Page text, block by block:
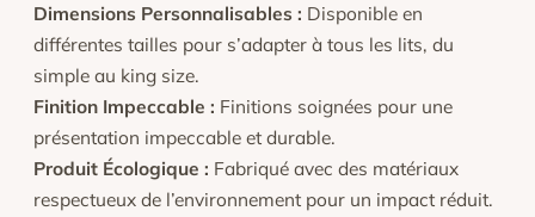
Dimensions Personnalisables : Disponible en
différentes tailles pour s’adapter à tous les lits, du
simple au king size.
Finition Impeccable : Finitions soignées pour une
présentation impeccable et durable.
Produit Écologique : Fabriqué avec des matériaux
respectueux de l’environnement pour un impact réduit.